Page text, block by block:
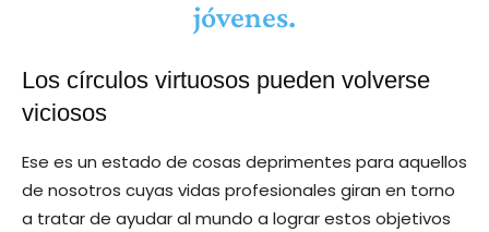
jóvenes.
Los círculos virtuosos pueden volverse
viciosos
Ese es un estado de cosas deprimentes para aquellos
de nosotros cuyas vidas profesionales giran en torno
a tratar de ayudar al mundo a lograr estos objetivos